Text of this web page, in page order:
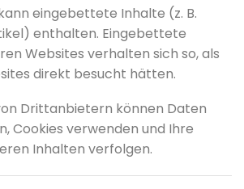
eingebettete Inhalte (z. B.
enthalten. Eingebettete
Websites verhalten sich so, als
direkt besucht hätten.
Drittanbietern können Daten
Cookies verwenden und Ihre
Inhalten verfolgen.